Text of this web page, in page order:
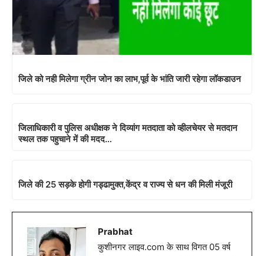
जिले को नही मिलेगा ग्रीन जोन का लाभ,पूर्व के भांति जारी रहेगा लॉकडाउन
जिलाधिकारी व पुलिस अधीक्षक ने दिव्यांग मतदाता को व्हीलचेयर से मतदान
स्थल तक पहुचाने में की मदद…
जिले की 25 सड़के होगी गड्ढामुक्त,केंद्र व राज्य से धन की मिली मंजूरी
Prabhat
कुशीनगर लाइव.com के साथ विगत 05 वर्ष